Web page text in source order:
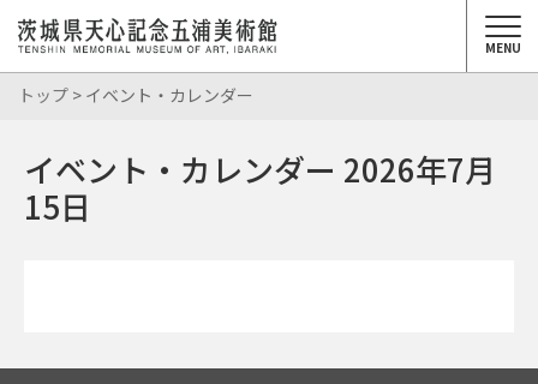
MENU
トップ > イベント・カレンダー
イベント・カレンダー 2026年7月
15日